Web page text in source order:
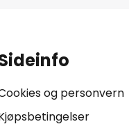
og personvern